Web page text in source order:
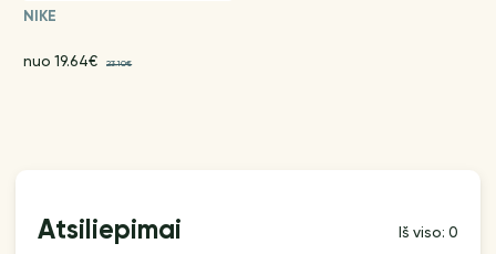
NIKE
nuo 19.64€ 23.10€
Atsiliepimai Iš viso: 0